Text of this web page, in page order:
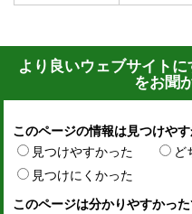
より良いウェブサイト
をお聞
このページの情報は見つけや
見つけやすかった
ど
見つけにくかった
このページは分かりやすかった